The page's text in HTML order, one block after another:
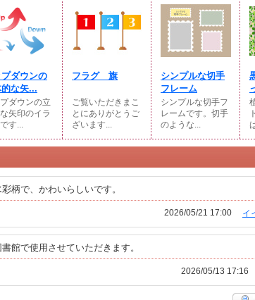
プダウンの
な矢...
ダウンの立
矢印のイラ
す...
フラグ 旗
ご覧いただきまこ
とにありがとうご
ざいます...
シンプルな切手
フレーム
シンプルな切手フ
レームです。切手
のような...
柄で、かわいらしいです。
イ
2026/05/21 17:00
館で使用させていただきます。
2026/05/13 17:16